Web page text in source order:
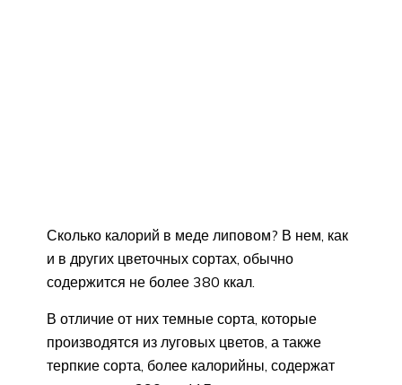
Сколько калорий в меде липовом? В нем, как
и в других цветочных сортах, обычно
содержится не более 380 ккал.
В отличие от них темные сорта, которые
производятся из луговых цветов, а также
терпкие сорта, более калорийны, содержат